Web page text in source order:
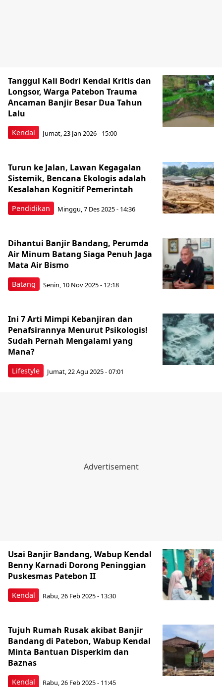
Kendal
Tanggul Kali Bodri Kendal Kritis dan
Longsor, Warga Patebon Trauma
Ancaman Banjir Besar Dua Tahun
Lalu
Jumat, 23 Jan 2026 - 15:00
Pendidikan
Turun ke Jalan, Lawan Kegagalan
Sistemik, Bencana Ekologis adalah
Kesalahan Kognitif Pemerintah
Minggu, 7 Des 2025 - 14:36
Batang
Dihantui Banjir Bandang, Perumda
Air Minum Batang Siaga Penuh Jaga
Mata Air Bismo
Senin, 10 Nov 2025 - 12:18
Lifestyle
Ini 7 Arti Mimpi Kebanjiran dan
Penafsirannya Menurut Psikologis!
Sudah Pernah Mengalami yang
Mana?
Jumat, 22 Agu 2025 - 07:01
Kendal
Usai Banjir Bandang, Wabup Kendal
Benny Karnadi Dorong Peninggian
Puskesmas Patebon II
Rabu, 26 Feb 2025 - 13:30
Kendal
Tujuh Rumah Rusak akibat Banjir
Bandang di Patebon, Wabup Kendal
Minta Bantuan Disperkim dan
Baznas
Rabu, 26 Feb 2025 - 11:45